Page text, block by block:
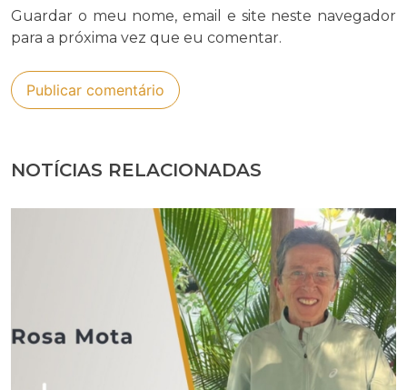
Guardar o meu nome, email e site neste navegador
para a próxima vez que eu comentar.
NOTÍCIAS RELACIONADAS